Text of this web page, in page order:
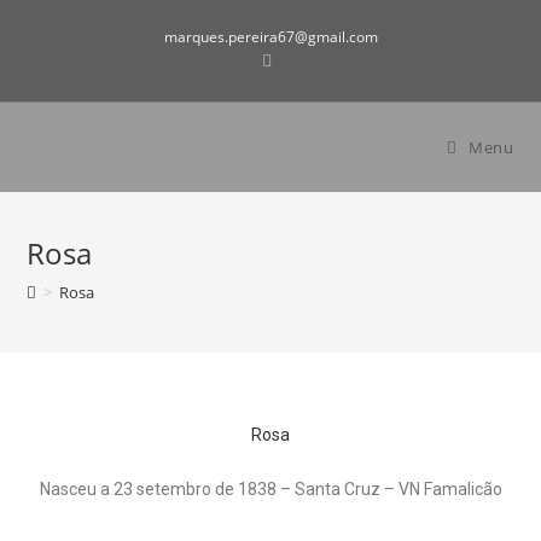
marques.pereira67@gmail.com
Menu
Rosa
> Rosa
Rosa
Nasceu a 23 setembro de 1838 – Santa Cruz – VN Famalicão